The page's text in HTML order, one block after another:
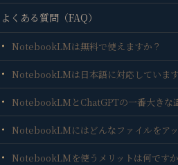
よくある質問（FAQ）
NotebookLMは無料で使えますか？
NotebookLMは日本語に対応していま
NotebookLMとChatGPTの一番大きな
NotebookLMにはどんなファイルをア
NotebookLMを使うメリットは何ですか